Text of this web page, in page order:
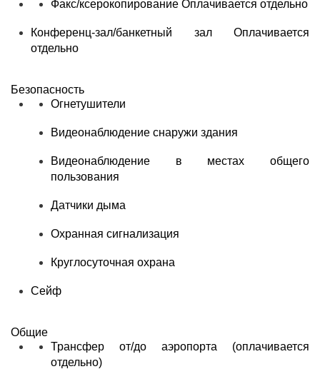
Факс/ксерокопирование Оплачивается отдельно
Конференц-зал/банкетный зал Оплачивается
отдельно
Безопасность
Огнетушители
Видеонаблюдение снаружи здания
Видеонаблюдение в местах общего
пользования
Датчики дыма
Охранная сигнализация
Круглосуточная охрана
Сейф
Общие
Трансфер от/до аэропорта (оплачивается
отдельно)